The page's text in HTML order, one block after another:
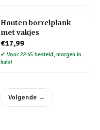
Houten borrelplank
met vakjes
€17,99
✔ Voor 22:45 besteld, morgen in
huis!
Volgende →